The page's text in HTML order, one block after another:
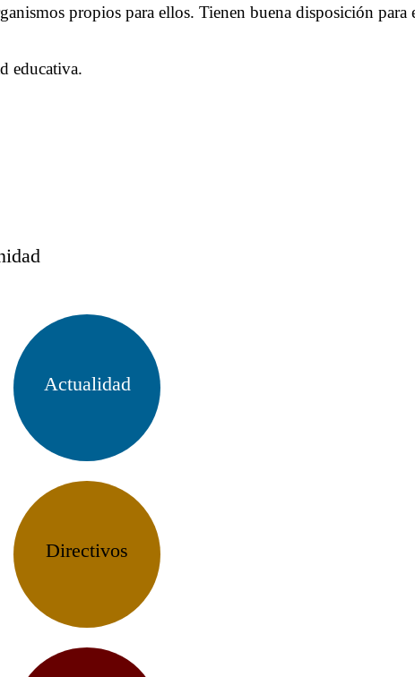
propios para ellos. Tienen buena disposición
educativa.
Actualidad
Directivos